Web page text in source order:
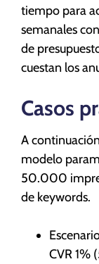
tiempo para
semanales
de
cuestan los
Casos
A
modelo
50.000
de keywords.
CVR 1%